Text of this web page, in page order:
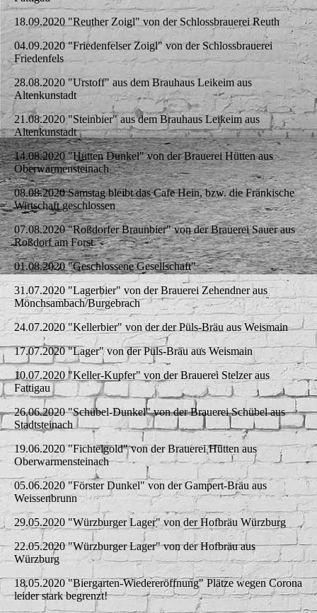
18.09.2020 "Reuther Zoigl" von der Schlossbrauerei Reuth
04.09.2020 "Friedenfelser Zoigl" von der Schlossbrauerei
Friedenfels
28.08.2020 "Urstoff" aus dem Brauhaus Leikeim aus
Altenkunstadt
21.08.2020 "Steinbier" aus dem Brauhaus Leikeim aus
Altenkunstadt
14.08.2020 "Hütten Dunkel" von der Brauerei Hütten aus
Oberwarmensteinach
08.08.2020 Samstag bleibt das Cafe Hein, bzw. die Fränkische
Wirtschaft geschlossen
07.08.2020 "Roßdorfer Braunbier" von der Brauerei Sauer aus
Roßdorf am Forst
01.08.2020 "Geschlossene Gesellschaft"
31.07.2020 "Lagerbier" von der Brauerei Zehendner aus
Mönchsambach/Burgebrach
24.07.2020 "Kellerbier" von der der Püls-Bräu aus Weismain
17.07.2020 "Lager" von der Püls-Bräu aus Weismain
10.07.2020 "Keller-Kupfer" von der Brauerei Stelzer aus
Fattigau
26.06.2020 "Schübel-Dunkel" von der Brauerei Schübel aus
Stadtsteinach
19.06.2020 "Fichtelgold" von der Brauerei Hütten aus
Oberwarmensteinach
05.06.2020 "Förster Dunkel" von der Gampert-Bräu aus
Weissenbrunn
29.05.2020 "Würzburger Lager" von der Hofbräu Würzburg
22.05.2020 "Würzburger Lager" von der Hofbräu aus
Würzburg
18.05.2020 "Biergarten-Wiedereröffnung" Plätze wegen Corona
leider stark begrenzt!